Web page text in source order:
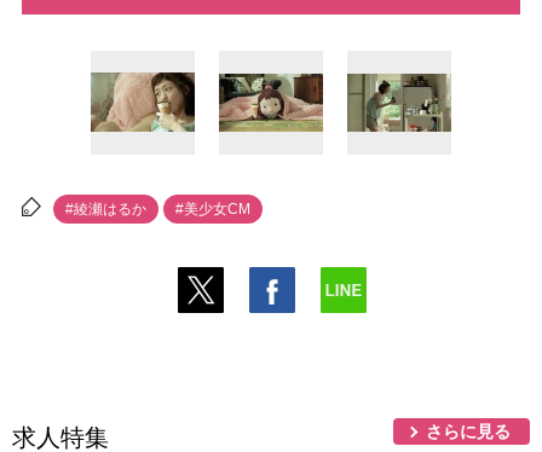
#綾瀬はるか #美少女CM
求人特集 さらに見る